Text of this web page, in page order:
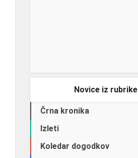
Novice iz rubrike
Črna kronika
Izleti
Koledar dogodkov